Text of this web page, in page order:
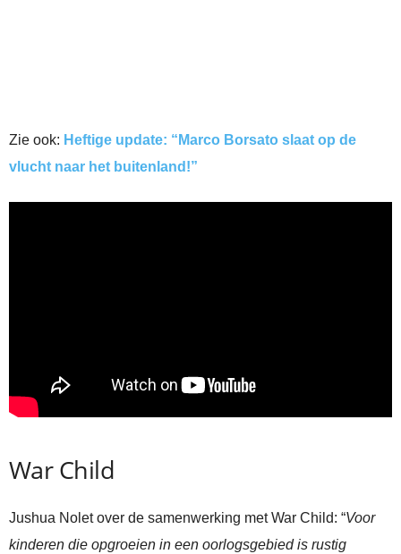
Zie ook: Heftige update: “Marco Borsato slaat op de
vlucht naar het buitenland!”
War Child
Jushua Nolet over de samenwerking met War Child: “Voor
kinderen die opgroeien in een oorlogsgebied is rustig